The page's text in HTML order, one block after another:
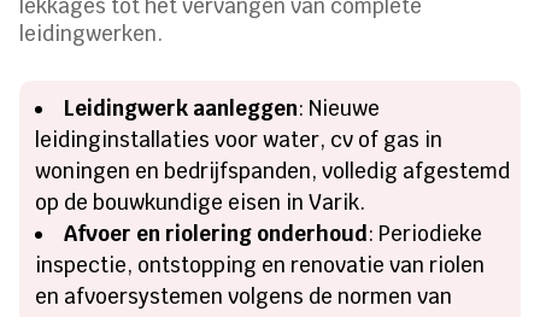
lekkages tot het vervangen van complete
leidingwerken.
Leidingwerk aanleggen: Nieuwe
leidinginstallaties voor water, cv of gas in
woningen en bedrijfspanden, volledig afgestemd
op de bouwkundige eisen in Varik.
Afvoer en riolering onderhoud: Periodieke
inspectie, ontstopping en renovatie van riolen
en afvoersystemen volgens de normen van